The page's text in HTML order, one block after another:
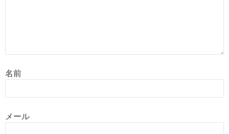
名前
メール